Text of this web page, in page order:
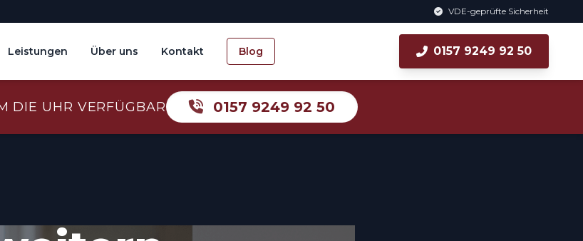
VDE-geprüfte Sicherheit
Leistungen Über uns Kontakt Blog 0157 9249 92 50
DIE UHR VERFÜGBAR 0157 9249 92 50